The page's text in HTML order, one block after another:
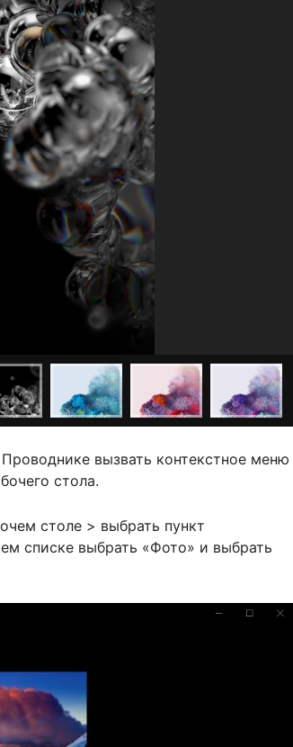
вызвать контекстное меню
стола.
столе > выбрать пункт
списке выбрать «Фото» и выбрать